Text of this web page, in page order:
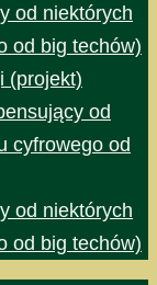
od niektórych
od big techów)
(projekt)
od
cyfrowego od
od niektórych
od big techów)